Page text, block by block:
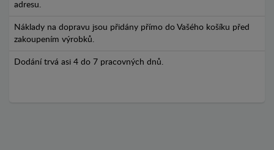
adresu.
Náklady na dopravu jsou přidány přímo do Vašého košíku před
zakoupením výrobků.
Dodání trvá asi 4 do 7 pracovných dnů.